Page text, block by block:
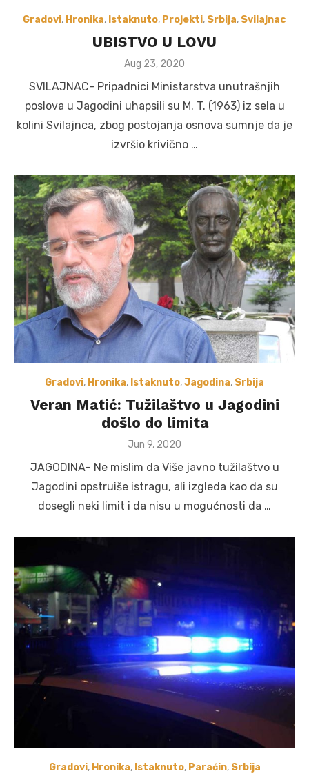
Gradovi, Hronika, Istaknuto, Projekti, Srbija, Svilajnac
UBISTVO U LOVU
Posted
Aug 23, 2020
SVILAJNAC- Pripadnici Ministarstva unutrašnjih
poslova u Jagodini uhapsili su M. T. (1963) iz sela u
kolini Svilajnca, zbog postojanja osnova sumnje da je
izvršio krivično …
Gradovi, Hronika, Istaknuto,Jagodina, Srbija
Veran Matić: Tužilaštvo u Jagodini
došlo do limita
Posted
Jun 9, 2020
JAGODINA- Ne mislim da Više javno tužilaštvo u
Jagodini opstruiše istragu, ali izgleda kao da su
dosegli neki limit i da nisu u mogućnosti da …
Gradovi, Hronika, Istaknuto, Paraćin, Srbija